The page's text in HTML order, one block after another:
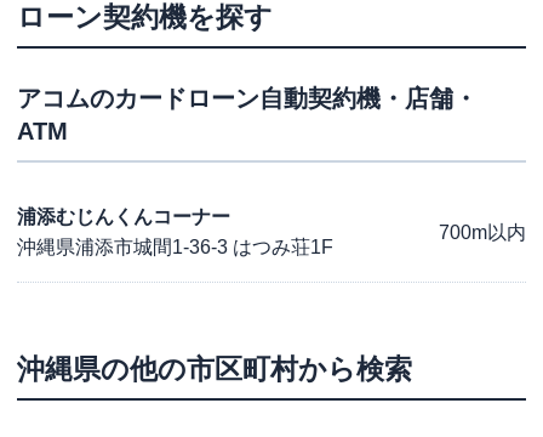
ローン契約機を探す
アコムのカードローン自動契約機・店舗・
ATM
浦添むじんくんコーナー
沖縄県浦添市城間1-36-3 はつみ荘1F
700m以内
沖縄県の他の市区町村から検索